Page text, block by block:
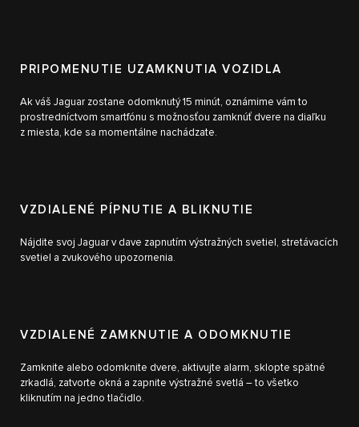
PRIPOMENUTIE UZAMKNUTIA VOZIDLA
Ak váš Jaguar zostane odomknutý 15 minút, oznámime vám to
prostredníctvom smartfónu s možnosťou zamknúť dvere na diaľku
z miesta, kde sa momentálne nachádzate.
VZDIALENÉ PÍPNUTIE A BLIKNUTIE
Nájdite svoj Jaguar v dave zapnutím výstražných svetiel, stretávacích
svetiel a zvukového upozornenia.
VZDIALENÉ ZAMKNUTIE A ODOMKNUTIE
Zamknite alebo odomknite dvere, aktivujte alarm, sklopte spätné
zrkadlá, zatvorte okná a zapnite výstražné svetlá – to všetko
kliknutím na jedno tlačidlo.